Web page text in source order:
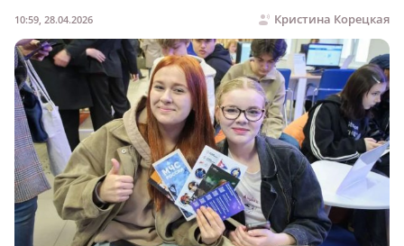
Кристина Корецкая
10:59, 28.04.2026